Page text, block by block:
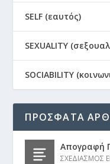
SELF (εαυτός)
SEXUALITY
SOCIABILITY
ΠΡΟΣΦΑΤΑ
Απογραφή
ΣΧΕΔΙΑΣΜΟΣ